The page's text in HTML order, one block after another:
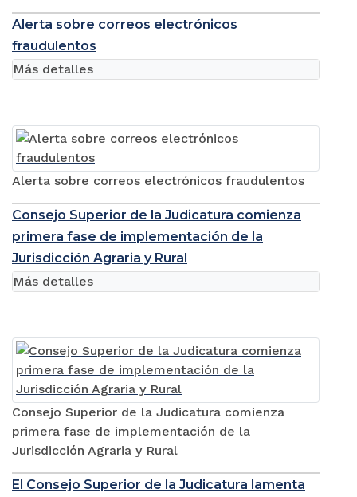
Alerta sobre correos electrónicos
fraudulentos
Alerta sobre correos electrónicos fraudulentos
Más detalles
Consejo Superior de la Judicatura comienza
primera fase de implementación de la
Jurisdicción Agraria y Rural
Consejo Superior de la Judicatura comienza
primera fase de implementación de la
Jurisdicción Agraria y Rural
Más detalles
El Consejo Superior de la Judicatura lamenta